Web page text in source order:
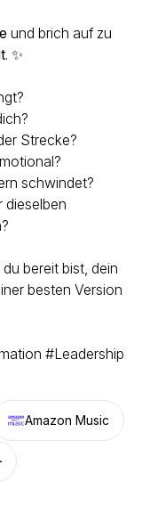
und brich auf zu
. ✨
Strecke?
schwindet?
dieselben
bereit bist, dein
besten Version
#Leadership
Amazon Music
on other platforms